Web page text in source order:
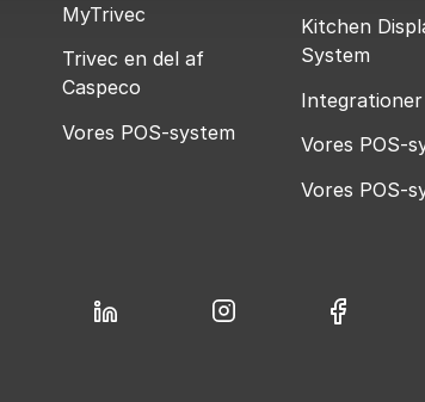
MyTrivec
Trivec en del af
Caspeco
Vores POS-system
Kitchen
System
Integrationer
Vores POS-
Vores POS-